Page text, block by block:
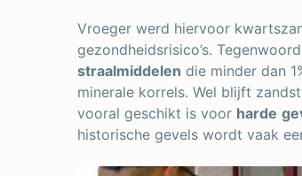
Vroeger werd hiervoor
gezondheidsrisico’s.
straalmiddelen die minder dan
minerale korrels. Wel blijft
vooral geschikt is voor harde
historische gevels wordt vaak